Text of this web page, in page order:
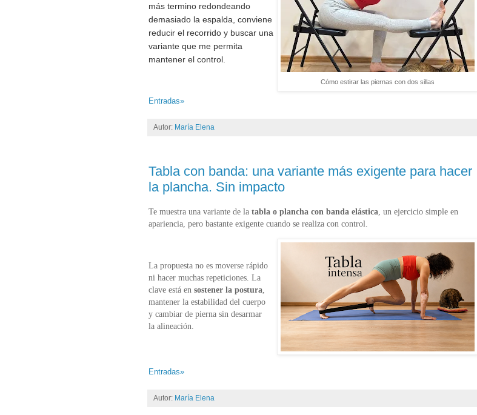
Cómo estirar las piernas con dos sillas
más termino redondeando
demasiado la espalda, conviene
reducir el recorrido y buscar una
variante que me permita
mantener el control.
Entradas»
Autor: María Elena
Tabla con banda: una variante más exigente para hacer
la plancha. Sin impacto
Te muestra una variante de la tabla o plancha con banda elástica, un ejercicio simple en
apariencia, pero bastante exigente cuando se realiza con control.
La propuesta no es moverse rápido
ni hacer muchas repeticiones. La
clave está en sostener la postura
mantener la estabilidad del cuerpo
y cambiar de pierna sin desarmar
la alineación.
Entradas»
Autor: María Elena